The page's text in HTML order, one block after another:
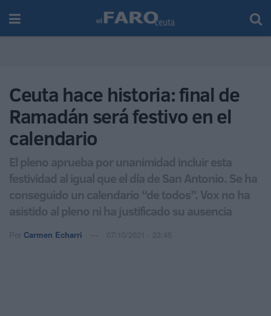
Ceuta hace historia: final de
Ramadán será festivo en el
calendario
El pleno aprueba por unanimidad incluir esta
festividad al igual que el día de San Antonio. Se ha
conseguido un calendario “de todos”. Vox no ha
asistido al pleno ni ha justificado su ausencia
Por Carmen Echarri 07/10/2021 - 23:45